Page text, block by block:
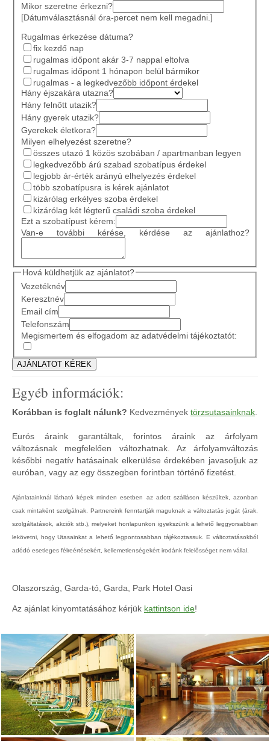
Mikor szeretne érkezni?
[Dátumválasztásnál óra-percet nem kell megadni.]
Rugalmas érkezése dátuma?
fix kezdő nap
rugalmas időpont akár 3-7 nappal eltolva
rugalmas időpont 1 hónapon belül bármikor
rugalmas - a legkedvezőbb időpont érdekel
Hány éjszakára utazna?
Hány felnőtt utazik?
Hány gyerek utazik?
Gyerekek életkora?
Milyen elhelyezést szeretne?
összes utazó 1 közös szobában / apartmanban legyen
legkedvezőbb árú szabad szobatípus érdekel
legjobb ár-érték arányú elhelyezés érdekel
több szobatípusra is kérek ajánlatot
kizárólag erkélyes szoba érdekel
kizárólag két légterű családi szoba érdekel
Ezt a szobatípust kérem:
Van-e további kérése, kérdése az ajánlathoz?
Hová küldhetjük az ajánlatot?
Vezetéknév
Keresztnév
Email cím
Telefonszám
Megismertem és elfogadom az adatvédelmi tájékoztatót:
Egyéb információk:
Korábban is foglalt nálunk? Kedvezmények törzsutasainknak.
Eurós áraink garantáltak, forintos áraink az árfolyam
változásnak megfelelően változhatnak. Az árfolyamváltozás
későbbi negatív hatásainak elkerülése érdekében javasoljuk az
euróban, vagy az egy összegben forintban történő fizetést.
Ajánlatainknál látható képek minden esetben az adott szálláson készültek, azonban
csak mintaként szolgálnak. Partnereink fenntartják maguknak a változtatás jogát (árak,
szolgáltatások, akciók stb.), melyeket honlapunkon igyekszünk a lehető leggyorsabban
lekövetni, hogy Utasainkat a lehető legpontosabban tájékoztassuk. E változtatásokból
adódó esetleges félreértésekért, kellemetlenségekért irodánk felelősséget nem vállal.
Olaszország, Garda-tó, Garda, Park Hotel Oasi
Az ajánlat kinyomtatásához kérjük kattintson ide!